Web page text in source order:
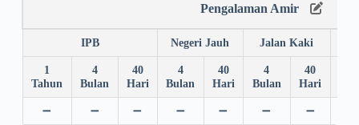
Pengalaman Amir
IPB Negeri Jauh Jalan Kaki
1
Tahun
4
Bulan
40
Hari
4
Bulan
40
Hari
4
Bulan
40
Hari
➖ ➖ ➖ ➖ ➖ ➖ ➖